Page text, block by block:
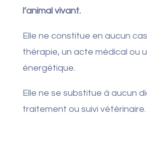
l’animal vivant.
Elle ne constitue en aucun
thérapie, un acte médical ou
énergétique.
Elle ne se substitue à aucun
traitement ou suivi vétérinaire.